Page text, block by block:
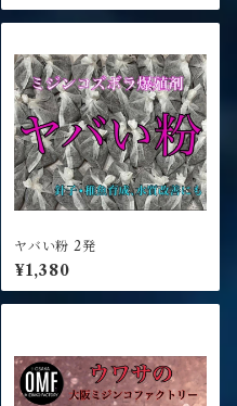
ヤバい粉 2発
¥1,380